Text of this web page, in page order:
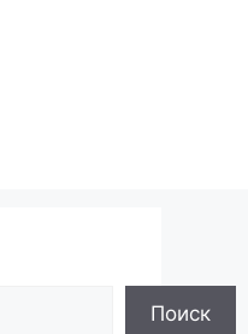
Поиск